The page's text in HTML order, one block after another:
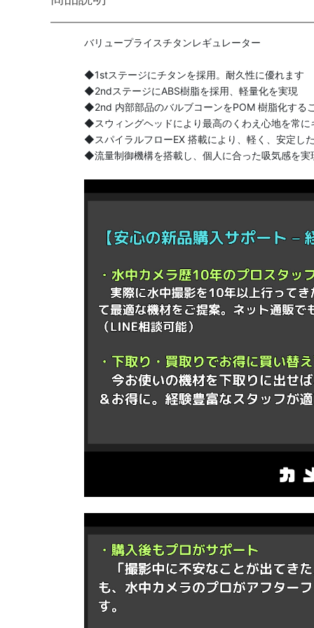
バリュープライスチタンレギュレーター
◆1stステージにチタンを採用。耐久性に優れます
◆2ndステージにABS樹脂を採用、軽量化を実現
◆2nd 内部部品のバルブコーンをPOM 樹脂化する
◆スウィングヘッドにより最高のくわえ心地を常に
◆スパイラルフローEX 搭載により、軽く、安定し
◆流量制御機構を搭載し、個人に合った吸気感を実